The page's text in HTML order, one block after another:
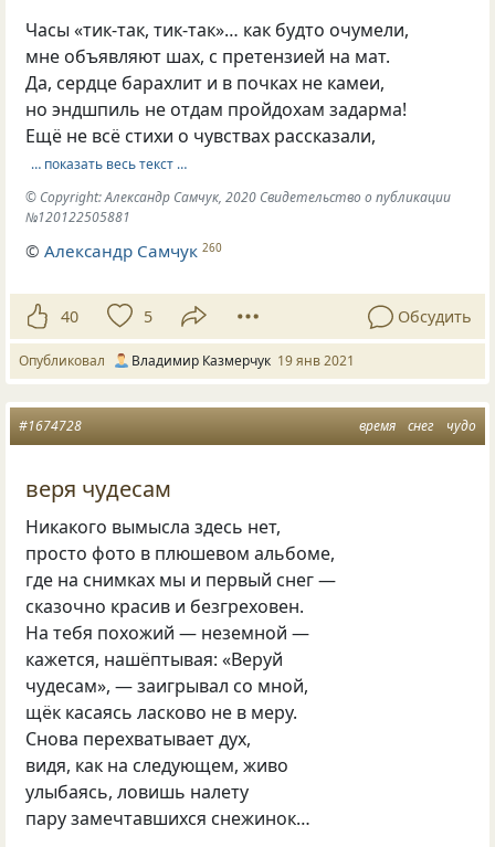
Часы «тик-так, тик-так»… как будто очумели,
мне объявляют шах, с претензией на мат.
Да, сердце барахлит и в почках не камеи,
но эндшпиль не отдам пройдохам задарма!
Ещё не всё стихи о чувствах рассказали,
… показать весь текст …
© Copyright: Александр Самчук, 2020 Свидетельство о публикации
№120122505881
©Александр Самчук 260
40 5 Обсудить
Опубликовал Владимир Казмерчук 19 янв 2021
время снег чудо
#1674728
веря чудесам
Никакого вымысла здесь нет,
просто фото в плюшевом альбоме,
где на снимках мы и первый снег —
сказочно красив и безгреховен.
На тебя похожий — неземной —
кажется, нашёптывая: «Веруй
чудесам», — заигрывал со мной,
щёк касаясь ласково не в меру.
Снова перехватывает дух,
видя, как на следующем, живо
улыбаясь, ловишь налету
пару замечтавшихся снежинок…